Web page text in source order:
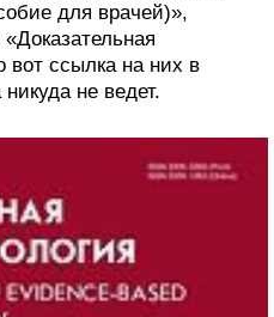
для врачей)»,
вот ссылка на них в
не ведет.